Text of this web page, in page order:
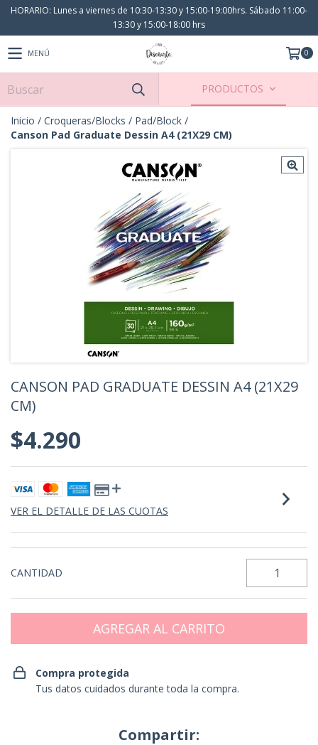
HORARIO: Lunes a viernes de 10:30-13:30 y 15:00-19:00hrs. Sábado 11:00-
13:30 y 15:00-18:00 hrs
MENÚ 0
PRODUCTOS
Inicio / Croqueras/Blocks / Pad/Block /
Canson Pad Graduate Dessin A4 (21X29 CM)
CANSON PAD GRADUATE DESSIN A4 (21X29
CM)
$4.290
VER EL DETALLE DE LAS CUOTAS
CANTIDAD
Compra protegida
Tus datos cuidados durante toda la compra.
Compartir: